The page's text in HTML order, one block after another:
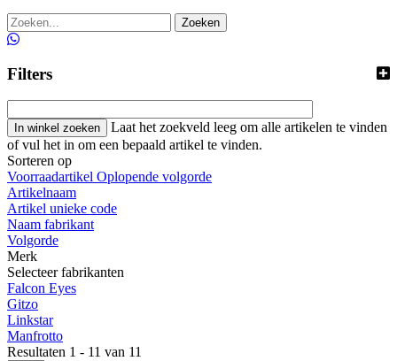
Zoeken
Filters
Laat het zoekveld leeg om alle artikelen te vinden
of vul het in om een bepaald artikel te vinden.
Sorteren op
Voorraadartikel Oplopende volgorde
Artikelnaam
Artikel unieke code
Naam fabrikant
Volgorde
Merk
Selecteer fabrikanten
Falcon Eyes
Gitzo
Linkstar
Manfrotto
Resultaten 1 - 11 van 11